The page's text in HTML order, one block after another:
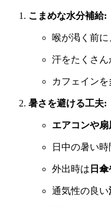
こまめな水分補給:
喉が渇く前に
汗をたくさん
カフェイン
暑さを避ける工夫:
エアコンや
日中の暑い
外出時は 日
通気性の良い